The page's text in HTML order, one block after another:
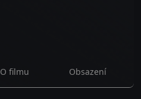
O filmu Obsazení